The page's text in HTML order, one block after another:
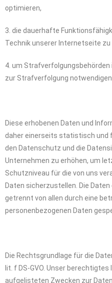
optimieren,
3. die dauerhafte
Technik unserer Internetseite
4. um Strafverfolgungsbehörden
zur Strafverfolgung
Diese erhobenen Daten und
daher einerseits statistisch und
den Datenschutz und die
Unternehmen zu erhöhen, um
Schutzniveau für die von uns
Daten sicherzustellen. Die
getrennt von allen durch eine
personenbezogenen Daten
Die Rechtsgrundlage für die
lit. f DS-GVO. Unser
aufgelisteten Zwecken zur